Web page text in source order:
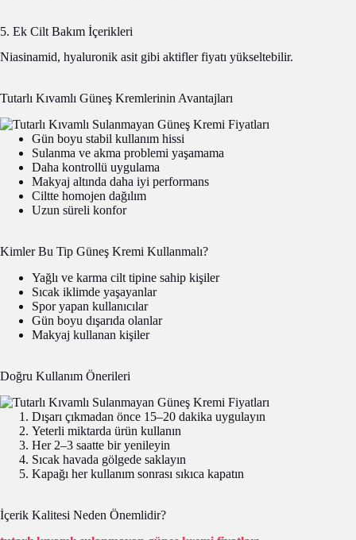
5. Ek Cilt Bakım İçerikleri
Niasinamid, hyaluronik asit gibi aktifler fiyatı yükseltebilir.
Tutarlı Kıvamlı Güneş Kremlerinin Avantajları
Gün boyu stabil kullanım hissi
Sulanma ve akma problemi yaşamama
Daha kontrollü uygulama
Makyaj altında daha iyi performans
Ciltte homojen dağılım
Uzun süreli konfor
Kimler Bu Tip Güneş Kremi Kullanmalı?
Yağlı ve karma cilt tipine sahip kişiler
Sıcak iklimde yaşayanlar
Spor yapan kullanıcılar
Gün boyu dışarıda olanlar
Makyaj kullanan kişiler
Doğru Kullanım Önerileri
Dışarı çıkmadan önce 15–20 dakika uygulayın
Yeterli miktarda ürün kullanın
Her 2–3 saatte bir yenileyin
Sıcak havada gölgede saklayın
Kapağı her kullanım sonrası sıkıca kapatın
İçerik Kalitesi Neden Önemlidir?